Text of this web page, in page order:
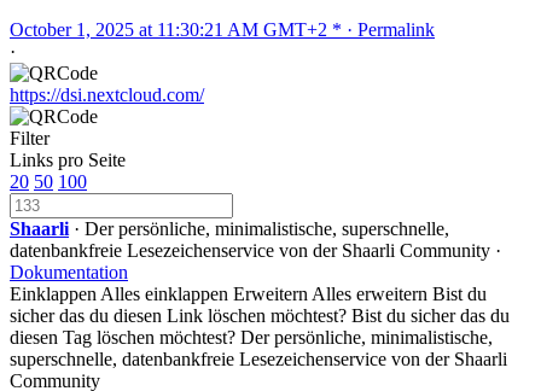
October 1, 2025 at 11:30:21 AM GMT+2 * · Permalink
·
https://dsi.nextcloud.com/
Filter
Links pro Seite
20 50 100
Shaarli · Der persönliche, minimalistische, superschnelle,
datenbankfreie Lesezeichenservice von der Shaarli Community ·
Dokumentation
Einklappen Alles einklappen Erweitern Alles erweitern Bist du
sicher das du diesen Link löschen möchtest? Bist du sicher das du
diesen Tag löschen möchtest? Der persönliche, minimalistische,
superschnelle, datenbankfreie Lesezeichenservice von der Shaarli
Community